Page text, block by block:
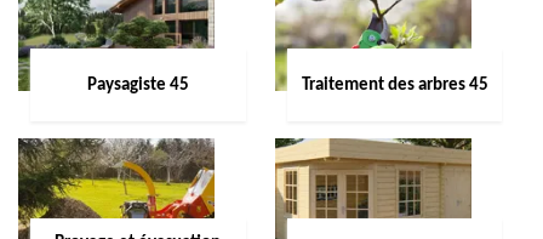
Paysagiste 45 Traitement des arbres 45